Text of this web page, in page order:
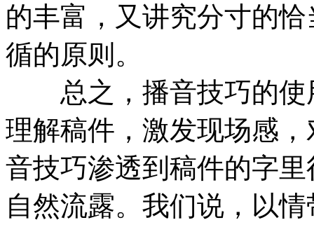
的丰富，又讲究分寸的
循的原则。
总之，播音技巧的使
理解稿件，激发现场感
音技巧渗透到稿件的字
自然流露。我们说，以